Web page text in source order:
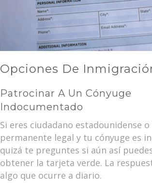
Opciones De
Patrocinar A Un Cónyuge
Indocumentado
Si eres ciudadano estadounidense
permanente legal y tu cónyuge es
quizá te preguntes si aún así
obtener la tarjeta verde. La
algo que ocurre a diario.